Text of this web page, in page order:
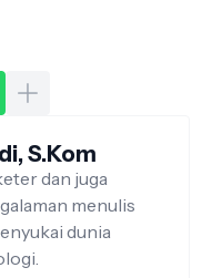
S.Kom
dan juga
menulis
dunia